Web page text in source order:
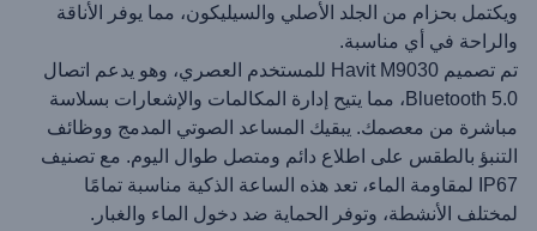
ويكتمل بحزام من الجلد الأصلي والسيليكون، مما يوفر الأناقة
والراحة في أي مناسبة.
تم تصميم Havit M9030 للمستخدم العصري، وهو يدعم اتصال
Bluetooth 5.0، مما يتيح إدارة المكالمات والإشعارات بسلاسة
مباشرة من معصمك. يبقيك المساعد الصوتي المدمج ووظائف
التنبؤ بالطقس على اطلاع دائم ومتصل طوال اليوم. مع تصنيف
IP67 لمقاومة الماء، تعد هذه الساعة الذكية مناسبة تمامًا
لمختلف الأنشطة، وتوفر الحماية ضد دخول الماء والغبار.